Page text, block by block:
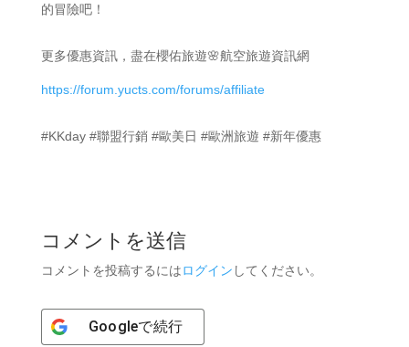
的冒險吧！
更多優惠資訊，盡在櫻佑旅遊🌸航空旅遊資訊網
https://forum.yucts.com/forums/affiliate
#KKday #聯盟行銷 #歐美日 #歐洲旅遊 #新年優惠
コメントを送信
コメントを投稿するにはログイン してください。
Googleで続行